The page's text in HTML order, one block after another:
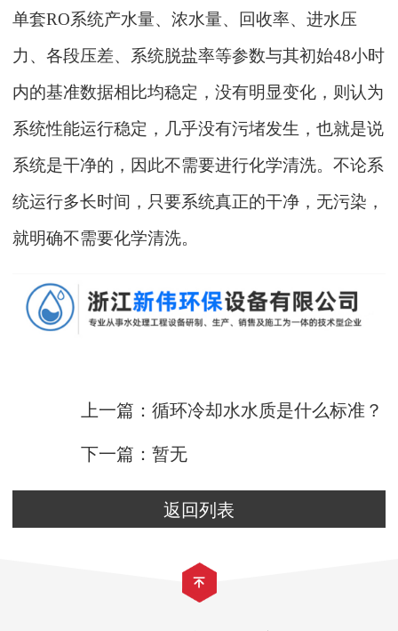
单套RO系统产水量、浓水量、回收率、进水压
力、各段压差、系统脱盐率等参数与其初始48小时
内的基准数据相比均稳定，没有明显变化，则认为
系统性能运行稳定，几乎没有污堵发生，也就是说
系统是干净的，因此不需要进行化学清洗。不论系
统运行多长时间，只要系统真正的干净，无污染，
就明确不需要化学清洗。
上一篇：循环冷却水水质是什么标准？
下一篇：暂无
返回列表